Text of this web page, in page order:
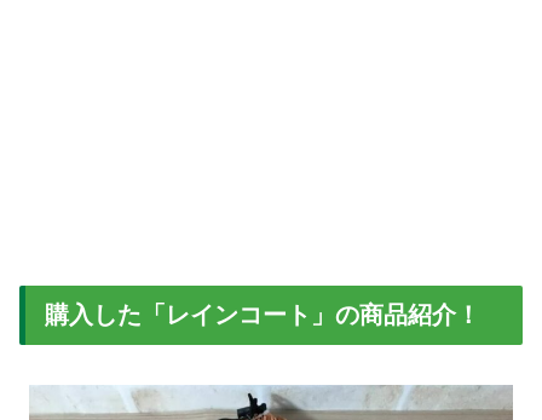
購入した「レインコート」の商品紹介！